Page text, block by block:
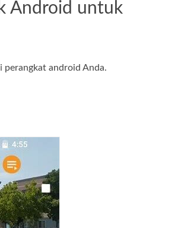
Android untuk
perangkat android Anda.